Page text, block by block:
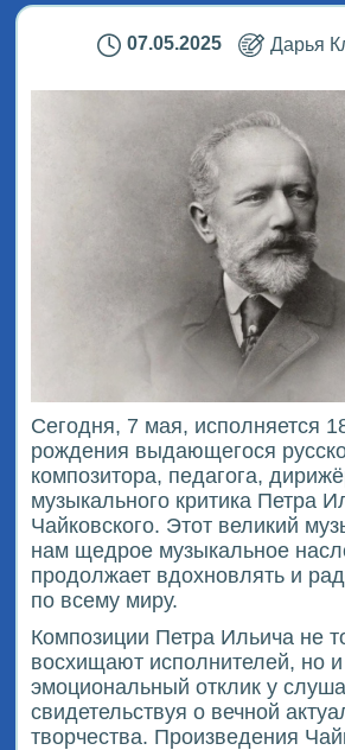
07.05.2025 Дарья
Сегодня, 7 мая, исполняется
рождения выдающегося
композитора, педагога,
музыкального критика Петра
Чайковского. Этот великий
нам щедрое музыкальное
продолжает вдохновлять и
по всему миру.
Композиции Петра Ильича не
восхищают исполнителей, но
эмоциональный отклик у
свидетельствуя о вечной
творчества. Произведения